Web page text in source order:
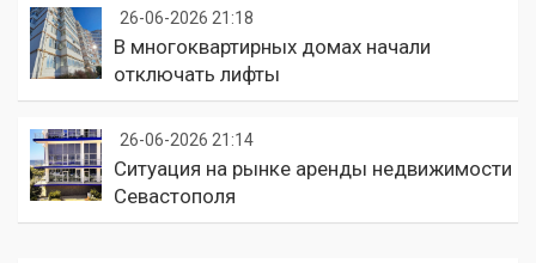
26-06-2026 21:18
В многоквартирных домах начали
отключать лифты
26-06-2026 21:14
Ситуация на рынке аренды недвижимости
Севастополя